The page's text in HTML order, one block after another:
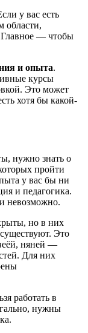
у вас есть
области,
Главное — чтобы
и опыта.
курсы
Это может
хотя бы какой-
нужно знать о
пройти
у вас бы ни
и педагогика.
невозможно.
но в них
Это
няней —
Для них
работать в
нужны